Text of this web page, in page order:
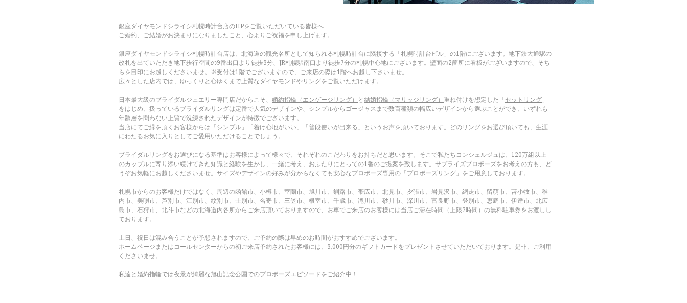
銀座ダイヤモンドシライシ札幌時計台店のHPをご覧いただいている皆様へ
ご婚約、ご結婚がお決まりになりましたこと、心よりご祝福を申し上げます。
銀座ダイヤモンドシライシ札幌時計台店は、北海道の観光名所として知られる札幌時計台に隣接する「札幌時計台ビル」の1階にございます。地下鉄大通駅の
改札を出ていただき地下歩行空間の9番出口より徒歩3分、JR札幌駅南口より徒歩7分の札幌中心地にございます。壁面の2箇所に看板がございますので、そち
らを目印にお越しくださいませ。※受付は1階でございますので、ご来店の際は1階へお越し下さいませ。
広々とした店内では、ゆっくりと心ゆくまで上質なダイヤモンドやリングをご覧いただけます。
日本最大級のブライダルジュエリー専門店だからこそ、 婚約指輪（エンゲージリング） と結婚指輪（マリッジリング） 重ね付けを想定した「セットリング 」
をはじめ、扱っているブライダルリングは定番で人気のデザインや、シンプルからゴージャスまで数百種類の幅広いデザインから選ぶことができ、いずれも
年齢層を問わない上質で洗練されたデザインが特徴でございます。
当店にてご縁を頂くお客様からは「シンプル」「着け心地がいい 」「普段使いが出来る」というお声を頂いております。どのリングをお選び頂いても、生涯
にわたるお気に入りとしてご愛用いただけることでしょう。
ブライダルリングをお選びになる基準はお客様によって様々で、それぞれのこだわりをお持ちだと思います。そこで私たちコンシェルジュは、120万組以上
のカップルに寄り添い続けてきた知識と経験を生かし、一緒に考え、おふたりにとっての1番のご提案を致します。サプライズプロポーズをお考えの方も、ど
うぞお気軽にお越しくださいませ。サイズやデザインの好みが分からなくても安心なプロポーズ専用の 「プロポーズリング」 をご用意しております。
札幌市からのお客様だけではなく、周辺の函館市、小樽市、室蘭市、旭川市、釧路市、帯広市、北見市、夕張市、岩見沢市、網走市、留萌市、苫小牧市、稚
内市、美唄市、芦別市、江別市、紋別市、士別市、名寄市、三笠市、根室市、千歳市、滝川市、砂川市、深川市、富良野市、登別市、恵庭市、伊達市、北広
島市、石狩市、北斗市などの北海道内各所からご来店頂いておりますので、お車でご来店のお客様には当店ご滞在時間（上限2時間）の無料駐車券をお渡しし
ております。
土日、祝日は混み合うことが予想されますので、ご予約の際は早めのお時間がおすすめでございます。
ホームページまたはコールセンターからの初ご来店予約されたお客様には、3,000円分のギフトカードをプレゼントさせていただいております。是非、ご利用
くださいませ。
私達と婚約指輪では夜景が綺麗な旭山記念公園でのプロポーズエピソードをご紹介中！